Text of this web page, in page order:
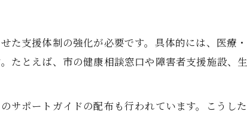
た支援体制の強化が必要です。具体的には、医療
たとえば、市の健康相談窓口や障害者支援施設、
サポートガイドの配布も行われています。こうし